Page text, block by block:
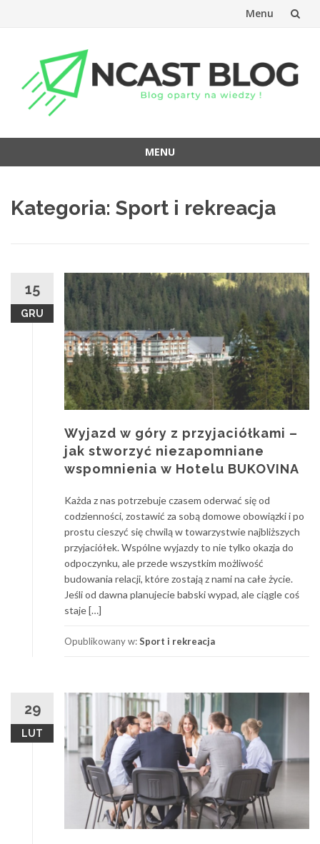
Menu
treści
MENU
treściKategoria: Sport i rekreacja
15
GRU
Wyjazd w góry z przyjaciółkami –
jak stworzyć niezapomniane
wspomnienia w Hotelu BUKOVINA
Każda z nas potrzebuje czasem oderwać się od
codzienności, zostawić za sobą domowe obowiązki i po
prostu cieszyć się chwilą w towarzystwie najbliższych
przyjaciółek. Wspólne wyjazdy to nie tylko okazja do
odpoczynku, ale przede wszystkim możliwość
budowania relacji, które zostają z nami na całe życie.
Jeśli od dawna planujecie babski wypad, ale ciągle coś
staje […]
Opublikowany w:Sport i rekreacja
29
LUT